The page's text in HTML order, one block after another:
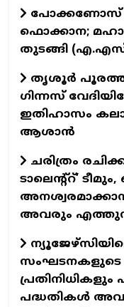
പോക്കണോസ്
ഫൊക്കാന;
തുടങ്ങി (എ.എസ്
തൃശൂർ
ഗിന്നസ്
ഇതിഹാസം
ആശാൻ
ചരിത്രം
ടാലെന്റ്റ്’
അവരും
സംഘടനകളുടെ
പദ്ധതികൾ